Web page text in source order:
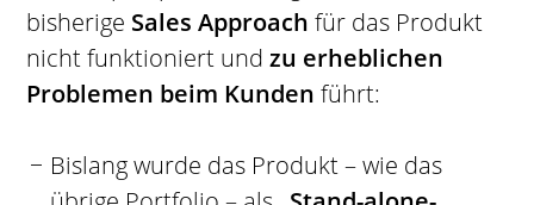
bisherige Sales Approach für das Produkt
nicht funktioniert undzu erheblichen
Problemen beim Kunden führt:
Bislang wurde das Produkt – wie das